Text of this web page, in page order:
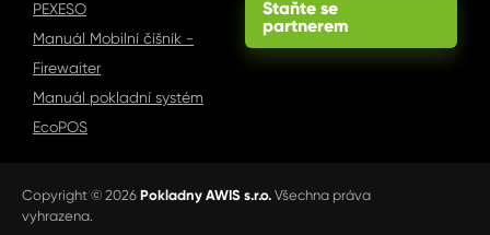
PEXESO
Manuál Mobilní číšník -
Firewaiter
Manuál pokladní systém
EcoPOS
Staňte se
partnerem
Copyright © 2026 Pokladny AWIS s.r.o. Všechna práva
vyhrazena.